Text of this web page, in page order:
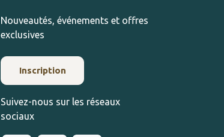
Nouveautés, événements et offres
exclusives
Inscription
Suivez-nous sur les réseaux
sociaux